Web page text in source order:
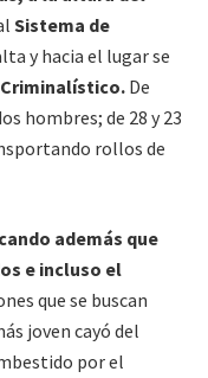
Sistema de
y hacia el lugar se
De
hombres; de 28 y 23
rollos de
además que
e incluso el
que se buscan
joven cayó del
por el